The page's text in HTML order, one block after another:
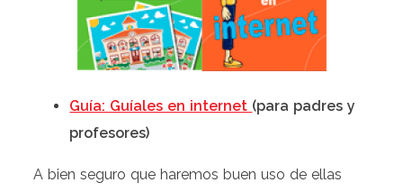
Guía: Guíales en internet (para padres y
profesores)
A bien seguro que haremos buen uso de ellas